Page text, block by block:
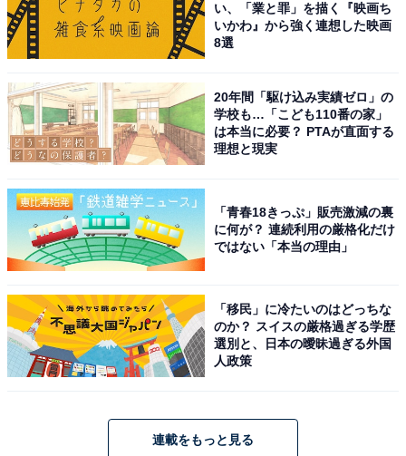
い、「業と罪」を描く『映画ち
いかわ』から強く連想した映画
8選
20年間「駆け込み実績ゼロ」の
学校も…「こども110番の家」
は本当に必要？ PTAが直面する
理想と現実
「青春18きっぷ」販売激減の裏
に何が？ 連続利用の厳格化だけ
ではない「本当の理由」
「移民」に冷たいのはどっちな
のか？ スイスの厳格過ぎる学歴
選別と、日本の曖昧過ぎる外国
人政策
連載をもっと見る